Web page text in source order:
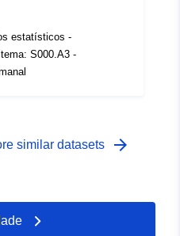
estatísticos -
S000.A3 -
similar datasets arrow_forward